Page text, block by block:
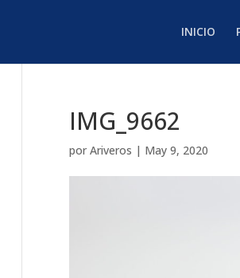
INICIO
IMG_9662
por Ariveros | May 9, 2020